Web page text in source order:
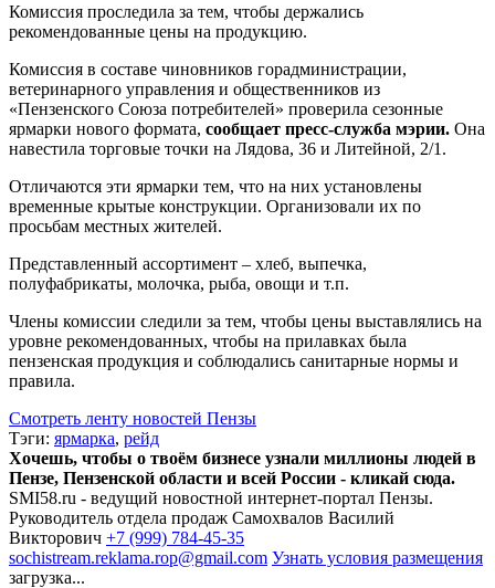
Комиссия проследила за тем, чтобы держались
рекомендованные цены на продукцию.
Комиссия в составе чиновников горадминистрации,
ветеринарного управления и общественников из
«Пензенского Союза потребителей» проверила сезонные
ярмарки нового формата, сообщает пресс-служба мэрии. Она
навестила торговые точки на Лядова, 36 и Литейной, 2/1.
Отличаются эти ярмарки тем, что на них установлены
временные крытые конструкции. Организовали их по
просьбам местных жителей.
Представленный ассортимент – хлеб, выпечка,
полуфабрикаты, молочка, рыба, овощи и т.п.
Члены комиссии следили за тем, чтобы цены выставлялись на
уровне рекомендованных, чтобы на прилавках была
пензенская продукция и соблюдались санитарные нормы и
правила.
Смотреть ленту новостей Пензы
Тэги: ярмарка, рейд
Хочешь, чтобы о твоём бизнесе узнали миллионы людей в
Пензе, Пензенской области и всей России - кликай сюда.
SMI58.ru - ведущий новостной интернет-портал Пензы.
Руководитель отдела продаж Самохвалов Василий
Викторович +7 (999) 784-45-35
sochistream.reklama.rop@gmail.com Узнать условия размещения
загрузка...